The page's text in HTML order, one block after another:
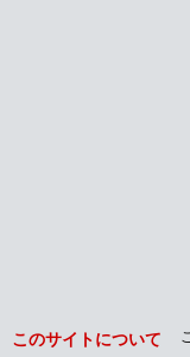
このサイトについて